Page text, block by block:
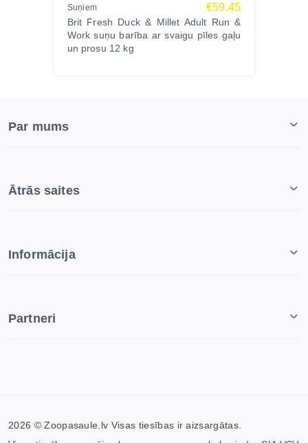
Suņiem €59.45
Brit Fresh Duck & Millet Adult Run &
Work suņu barība ar svaigu pīles gaļu
un prosu 12 kg
Par mums
Ātrās saites
Informācija
Partneri
2026 © Zoopasaule.lv Visas tiesības ir aizsargātas.